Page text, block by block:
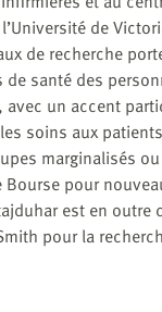
de
de recherche
santé des
avec un accent
soins aux
marginalisés
Bourse pour
est en outre
pour la